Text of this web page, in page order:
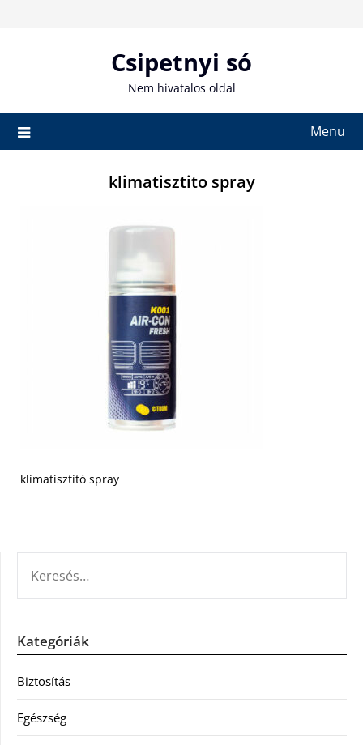
Csipetnyi só
Nem hivatalos oldal
Menu
klimatisztito spray
klímatisztító spray
Kategóriák
Biztosítás
Egészség